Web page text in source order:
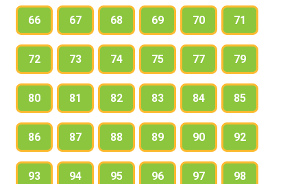
66 67 68 69 70 71
72 73 74 75 77 79
80 81 82 83 84 85
86 87 88 89 90 92
93 94 95 96 97 98